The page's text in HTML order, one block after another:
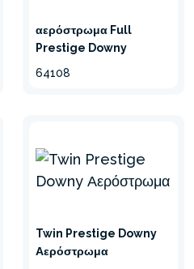
αερόστρωμα Full
Prestige Downy
64108
Twin Prestige Downy
Αερόστρωμα